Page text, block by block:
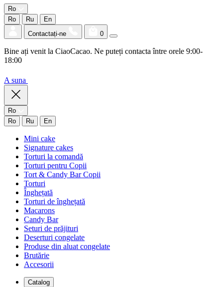
Ro
Ro
Ru
En
Contactați-ne
0
Bine ați venit la CiaoCacao. Ne puteți contacta între orele 9:00-
18:00
A suna
Ro
Ro
Ru En
Mini cake
Signature cakes
Torturi la comandă
Torturi pentru Copii
Tort & Candy Bar Copii
Torturi
Înghețată
Torturi de înghețată
Macarons
Candy Bar
Seturi de prăjituri
Deserturi congelate
Produse din aluat congelate
Brutărie
Accesorii
Catalog